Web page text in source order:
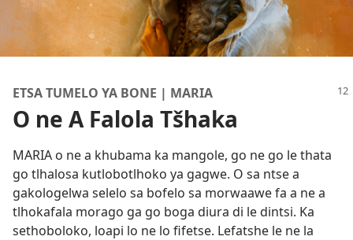
ETSA TUMELO YA BONE | MARIA
O ne A Falola Tšhaka
MARIA o ne a khubama ka mangole, go ne go le thata
go tlhalosa kutlobotlhoko ya gagwe. O sa ntse a
gakologelwa selelo sa bofelo sa morwaawe fa a ne a
tlhokafala morago ga go boga diura di le dintsi. Ka
sethoboloko, loapi lo ne lo fifetse. Lefatshe le ne la